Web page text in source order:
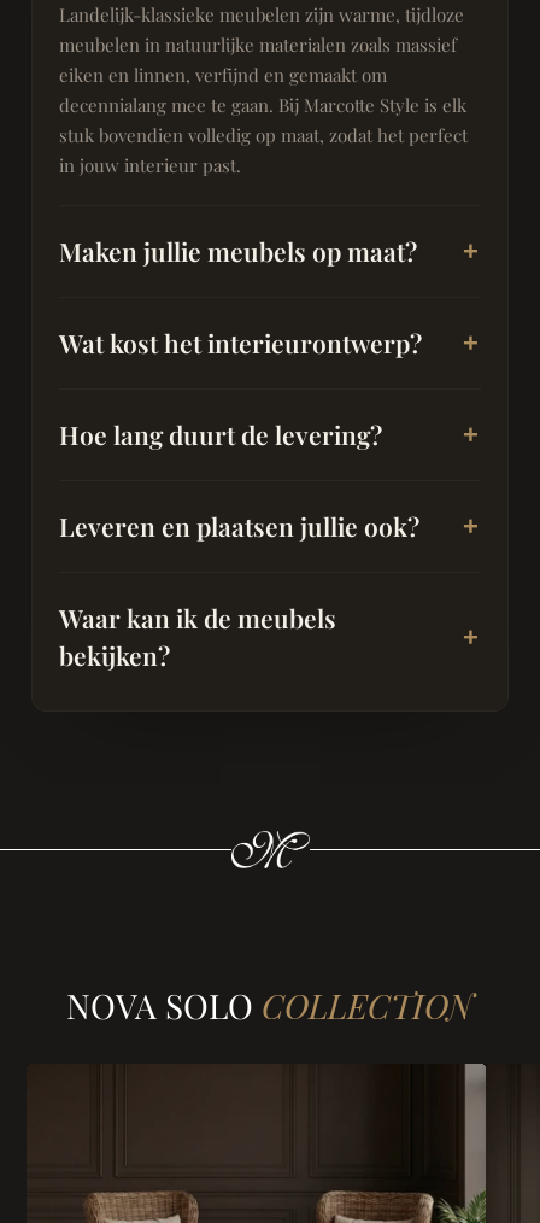
Landelijk-klassieke meubelen zijn warme, tijdloze
meubelen in natuurlijke materialen zoals massief
eiken en linnen, verfijnd en gemaakt om
decennialang mee te gaan. Bij Marcotte Style is elk
stuk bovendien volledig op maat, zodat het perfect
in jouw interieur past.
Maken jullie meubels op maat?
Wat kost het interieurontwerp?
Hoe lang duurt de levering?
Leveren en plaatsen jullie ook?
Waar kan ik de meubels
bekijken?
NOVA SOLO COLLECTION